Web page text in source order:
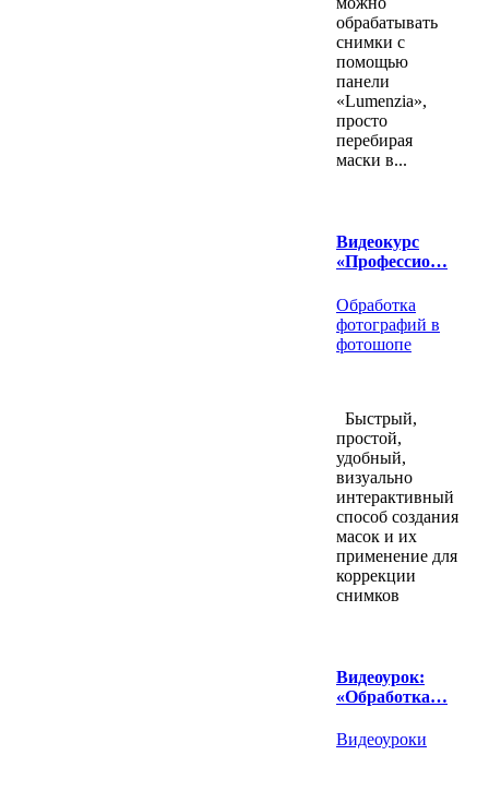
обрабатывать
снимки с
помощью
панели
«Lumenzia»,
просто
перебирая
маски в...
Видеокурс
«Профессио…
Обработка
фотографий в
фотошопе
Быстрый,
простой,
удобный,
визуально
интерактивный
способ создания
масок и их
применение для
коррекции
снимков
Видеоурок:
«Обработка…
Видеоуроки